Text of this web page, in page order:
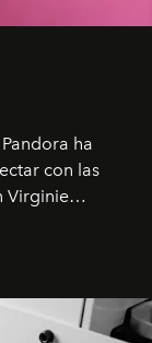
ha
con las
Virginie
el valor